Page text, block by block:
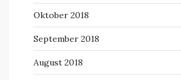
Oktober 2018
September 2018
August 2018